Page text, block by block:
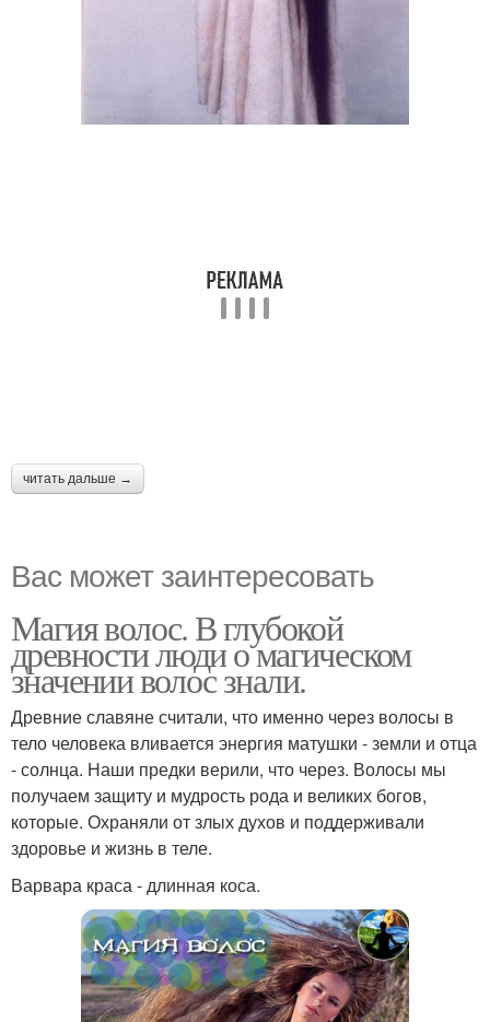
читать дальше →
Вас может заинтересовать
Магия волос. В глубокой
древности люди о магическом
значении волос знали.
Древние славяне считали, что именно через волосы в
тело человека вливается энергия матушки - земли и отца
- солнца. Наши предки верили, что через. Волосы мы
получаем защиту и мудрость рода и великих богов,
которые. Охраняли от злых духов и поддерживали
здоровье и жизнь в теле.
Варвара краса - длинная коса.